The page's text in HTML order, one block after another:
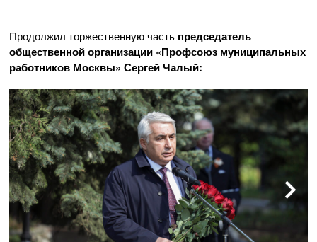
Продолжил торжественную часть председатель
общественной организации «Профсоюз муниципальных
работников Москвы» Сергей Чалый: